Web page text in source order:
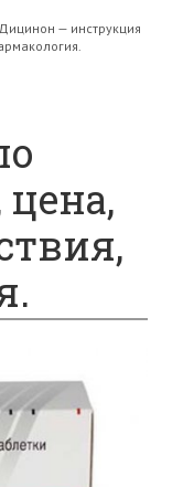
Дицинон — инструкция